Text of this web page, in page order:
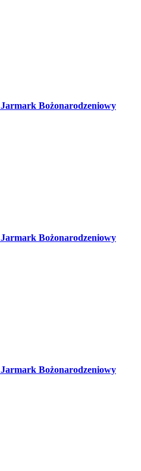
Jarmark Bożonarodzeniowy
Jarmark Bożonarodzeniowy
Jarmark Bożonarodzeniowy